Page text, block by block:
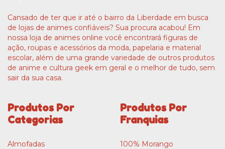
Cansado de ter que ir até o bairro da Liberdade em busca
de lojas de animes confiáveis? Sua procura acabou! Em
nossa loja de animes online você encontrará figuras de
ação, roupas e acessórios da moda, papelaria e material
escolar, além de uma grande variedade de outros produtos
de anime e cultura geek em geral e o melhor de tudo, sem
sair da sua casa.
Produtos Por
Categorias
Almofadas
Produtos Por
Franquias
100% Morango